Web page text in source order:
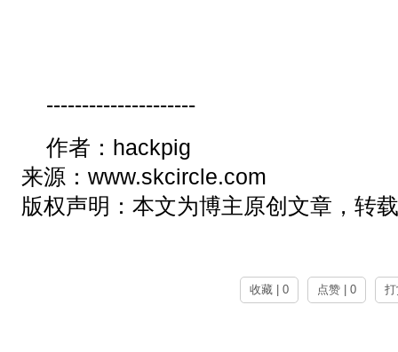
---------------------
作者：hackpig
来源：www.skcircle.com
版权声明：本文为博主原创文章，转
收藏 | 0 点赞 | 0